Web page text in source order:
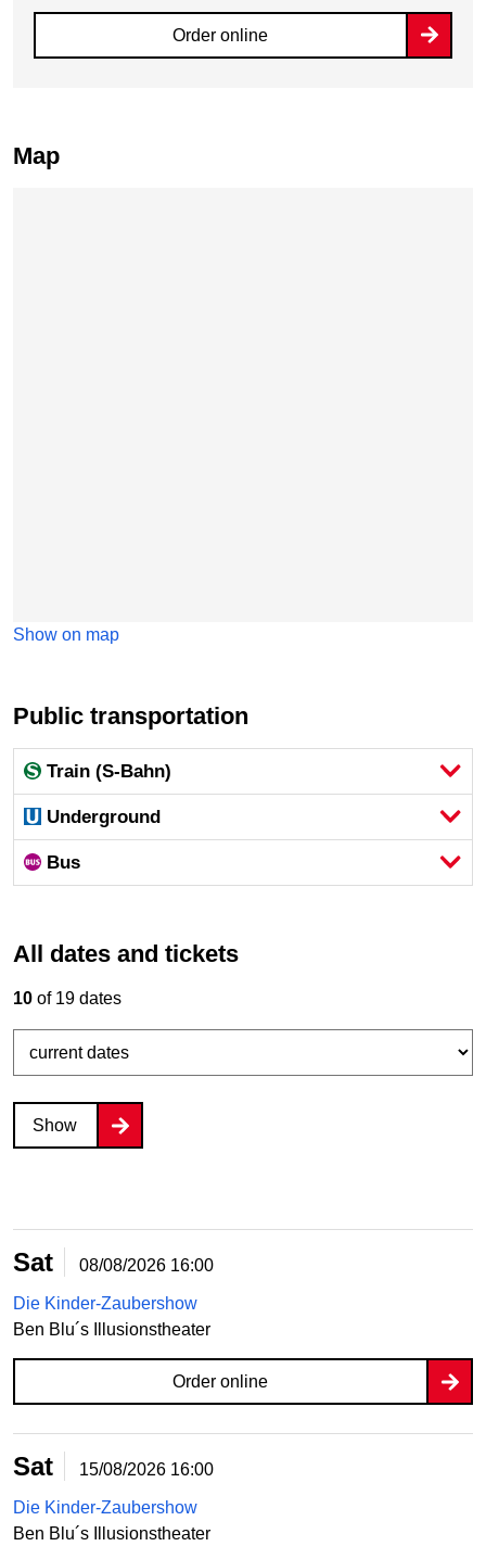
Order online
Map
Show on map
Public transportation
Train (S-Bahn)
Underground
Bus
All dates and tickets
10 of 19 dates
Show
Sat 08/08/2026 16:00
Die Kinder-Zaubershow
Ben Blu´s Illusionstheater
Order online
Sat 15/08/2026 16:00
Die Kinder-Zaubershow
Ben Blu´s Illusionstheater